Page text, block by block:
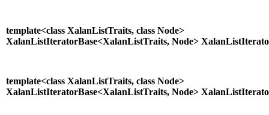
template<class XalanListTraits, class Node>
XalanListIteratorBase<XalanListTraits, Node>
template<class XalanListTraits, class Node>
XalanListIteratorBase<XalanListTraits, Node>